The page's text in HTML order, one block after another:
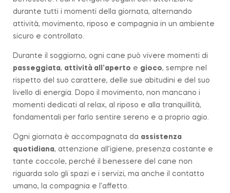
durante tutti i momenti della giornata, alternando
attività, movimento, riposo e compagnia in un ambiente
sicuro e controllato.
Durante il soggiorno, ogni cane può vivere momenti di
passeggiata, attività all’aperto e gioco, sempre nel
rispetto del suo carattere, delle sue abitudini e del suo
livello di energia. Dopo il movimento, non mancano i
momenti dedicati al relax, al riposo e alla tranquillità,
fondamentali per farlo sentire sereno e a proprio agio.
Ogni giornata è accompagnata da assistenza
quotidiana, attenzione all’igiene, presenza costante e
tante coccole, perché il benessere del cane non
riguarda solo gli spazi e i servizi, ma anche il contatto
umano, la compagnia e l’affetto.